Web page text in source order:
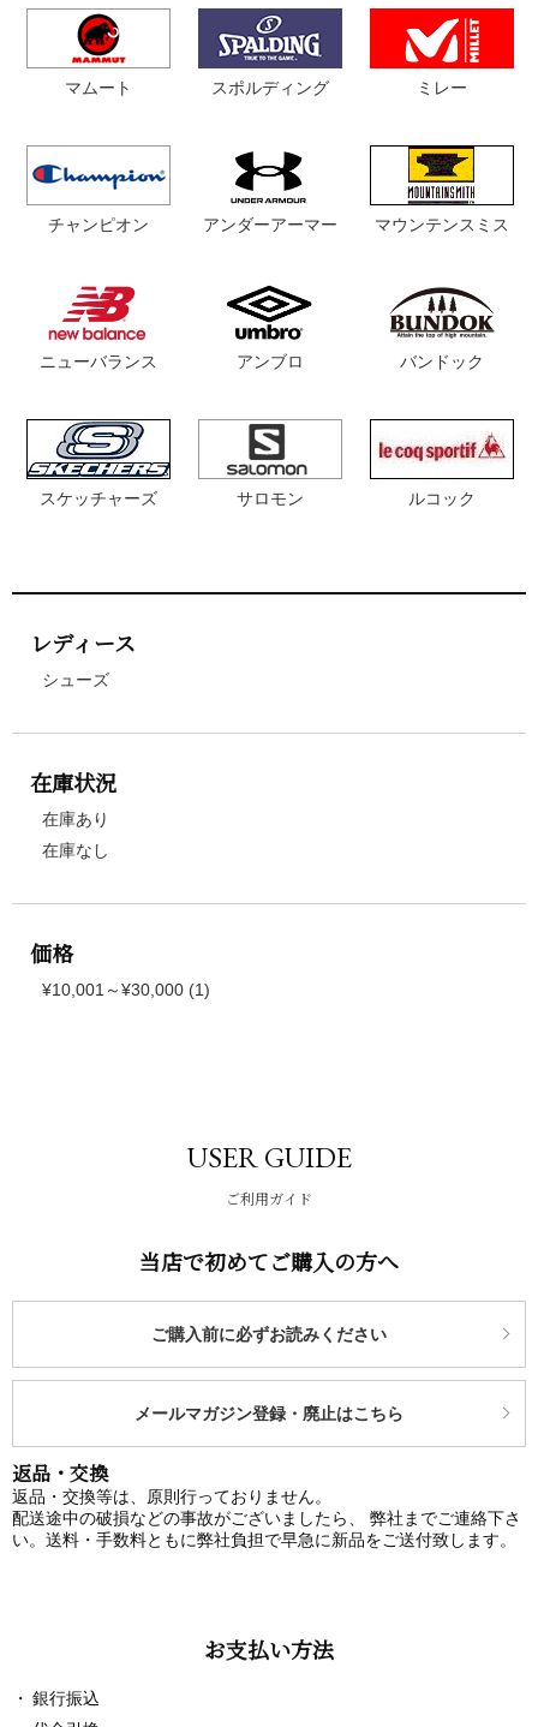
マムート
チャンピオン
ニューバランス
スケッチャーズ
スポルディング
アンダーアーマー
アンブロ
サロモン
ミレー
マウンテンスミス
バンドック
ルコック
レディース
シューズ
在庫状況
在庫あり
在庫なし
価格
¥10,001～¥30,000 (1)
USER GUIDE
ご利用ガイド
当店で初めてご購入の方へ
ご購入前に必ずお読みください
メールマガジン登録・廃止はこちら
返品・交換
返品・交換等は、原則行っておりません。
配送途中の破損などの事故がございましたら、 弊社までご連絡下さ
い。送料・手数料ともに弊社負担で早急に新品をご送付致します。
お支払い方法
銀行振込